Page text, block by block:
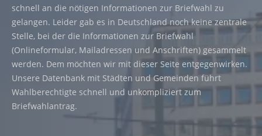
schnell an die nötigen Informationen zur Briefwahl zu
gelangen. Leider gab es in Deutschland noch keine zentrale
Stelle, bei der die Informationen zur Briefwahl
(Onlineformular, Mailadressen und Anschriften) gesammelt
werden. Dem möchten wir mit dieser Seite entgegenwirken.
Unsere Datenbank mit Städten und Gemeinden führt
Wahlberechtigte schnell und unkompliziert zum
Briefwahlantrag.